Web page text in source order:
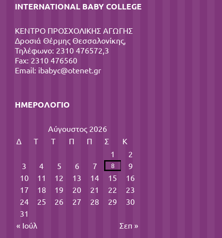
INTERNATIONAL BABY COLLEGE
ΚΕΝΤΡΟ ΠΡΟΣΧΟΛΙΚΗΣ ΑΓΩΓΗΣ
Δροσιά Θέρμης Θεσσαλονίκης,
Τηλέφωνο: 2310 476572,3
Fax: 2310 476560
Email: ibabyc@otenet.gr
ΗΜΕΡΟΛΌΓΙΟ
Αύγουστος 2026
Δ
Τ Τ Π Π Σ
Κ
1
2
3
4 5 6 7 8
9
10
11 12 13 14 15
16
17
18 19 20 21 22
23
24
25 26 27 28 29
30
31
« Ιούλ
Σεπ »